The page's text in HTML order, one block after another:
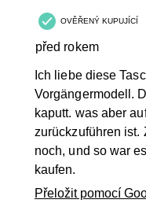
OVĚŘENÝ KUPUJÍCÍ
před rokem
Ich liebe diese
Vorgängermodell.
kaputt. was aber
zurückzuführen ist.
noch, und so war
kaufen.
Přeložit pomocí